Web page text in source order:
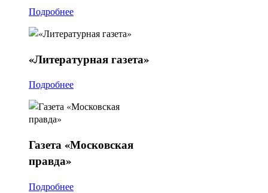
Подробнее
«Литературнаягазета»
Подробнее
Газета«Московская
правда»
Подробнее